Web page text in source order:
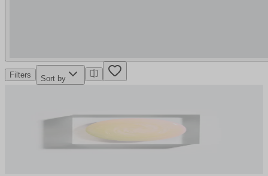
Filters Sort by